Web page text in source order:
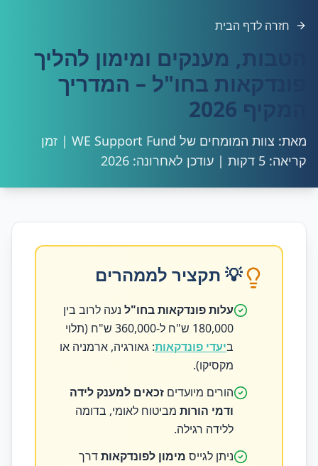
חזרה לדף הבית
הטבות, מענקים ומימון להליך
פונדקאות בחו"ל – המדריך
המקיף 2026
מאת: צוות המומחים של WE Support Fund | זמן
קריאה: 5 דקות | עודכן לאחרונה: 2026
💡 תקציר לממהרים
עלות פונדקאות בחו"ל נעה לרוב בין
180,000 ש"ח ל-360,000 ש"ח (תלוי
ביעדי פונדקאות: גאורגיה, ארמניה או
מקסיקו).
הורים מיועדים זכאים למענק לידה
ודמי הורות מביטוח לאומי, בדומה
ללידה רגילה.
ניתן לגייס מימון לפונדקאותדרך